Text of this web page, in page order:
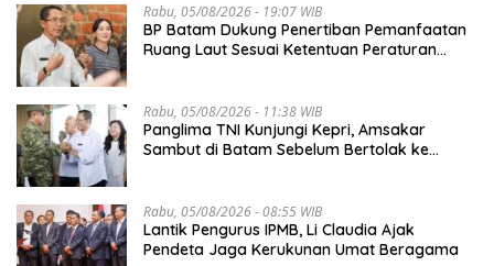
Rabu, 05/08/2026 - 19:07 WIB
BP Batam Dukung Penertiban Pemanfaatan
Ruang Laut Sesuai Ketentuan Peraturan
Rabu, 05/08/2026 - 11:38 WIB
Panglima TNI Kunjungi Kepri, Amsakar
Sambut di Batam Sebelum Bertolak ke
Rabu, 05/08/2026 - 08:55 WIB
Lantik Pengurus IPMB, Li Claudia Ajak
Pendeta Jaga Kerukunan Umat Beragama